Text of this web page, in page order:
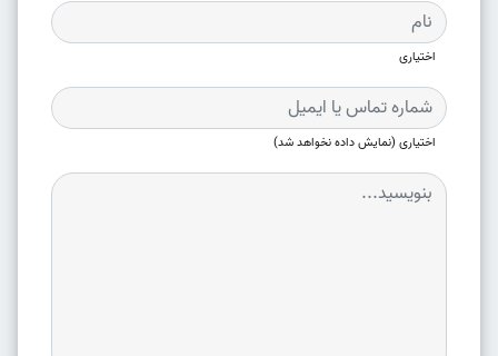
اختیاری
اختیاری (نمایش داده نخواهد شد)